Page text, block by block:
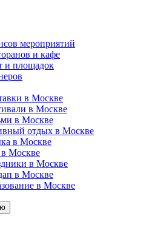
мероприятий
и кафе
и площадок
в Москве
в Москве
в Москве
отдых в Москве
в Москве
Москве
в Москве
в Москве
в Москве